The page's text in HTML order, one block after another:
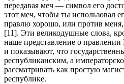
передавая меч — символ его
этот меч, чтобы ты использовал
правлю хорошо, или против меня,
[11]. Эти великодушные слова,
наше представление о
и показывают, что
республиканским, а
рассматривать как простую
республике.